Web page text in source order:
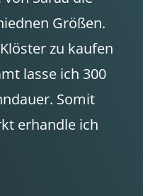
Größen.
zu kaufen
lasse ich 300
Somit
erhandle ich